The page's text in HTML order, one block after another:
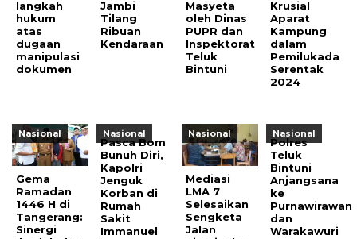
langkah
hukum
atas
dugaan
manipulasi
dokumen
Jambi
Tilang
Ribuan
Kendaraan
Masyeta
oleh Dinas
PUPR dan
Inspektorat
Teluk
Bintuni
Krusial
Aparat
Kampung
dalam
Pemilukada
Serentak
2024
Nasional
Gema
Ramadan
1446 H di
Tangerang:
Sinergi
Nasional
Pasca Bom
Bunuh Diri,
Kapolri
Jenguk
Korban di
Rumah
Sakit
Immanuel
Nasional
Mediasi
LMA 7
Selesaikan
Sengketa
Jalan
Nasional
Polres
Teluk
Bintuni
Anjangsana
ke
Purnawirawan
dan
Warakawuri